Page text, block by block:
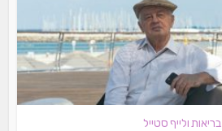
בריאות ולייף סטייל